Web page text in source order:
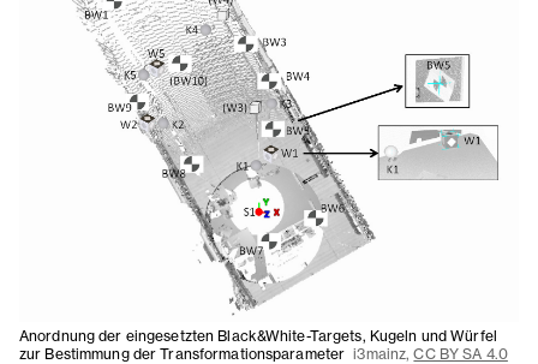
Anordnung der eingesetzten Black&White-Targets, Kugeln und Würfel
zur Bestimmung der Transformationsparameter i3mainz,CC BY SA 4.0